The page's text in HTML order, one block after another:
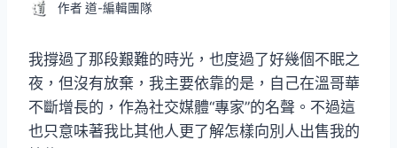
作者 道-編輯團隊
我撐過了那段艱難的時光，也度過了好幾個不眠之
夜，但沒有放棄，我主要依靠的是，自己在溫哥華
不斷增長的，作為社交媒體“專家”的名聲。不過這
也只意味著我比其他人更了解怎樣向別人出售我的